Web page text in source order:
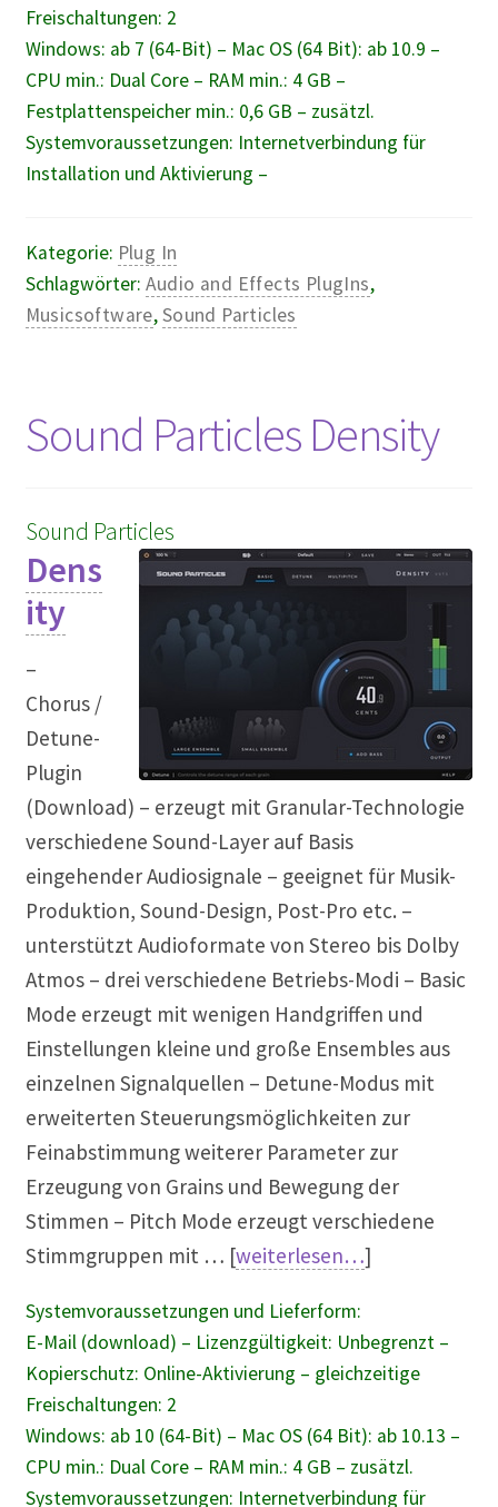
Freischaltungen: 2
Windows: ab 7 (64-Bit) – Mac OS (64 Bit): ab 10.9 –
CPU min.: Dual Core – RAM min.: 4 GB –
Festplattenspeicher min.: 0,6 GB – zusätzl.
Systemvoraussetzungen: Internetverbindung für
Installation und Aktivierung –
Kategorie: Plug In
Schlagwörter: Audio and Effects PlugIns,
Musicsoftware,Sound Particles
Sound Particles Density
Sound Particles
Dens
ity
–
Chorus /
Detune-
Plugin
(Download) – erzeugt mit Granular-Technologie
verschiedene Sound-Layer auf Basis
eingehender Audiosignale – geeignet für Musik-
Produktion, Sound-Design, Post-Pro etc. –
unterstützt Audioformate von Stereo bis Dolby
Atmos – drei verschiedene Betriebs-Modi – Basic
Mode erzeugt mit wenigen Handgriffen und
Einstellungen kleine und große Ensembles aus
einzelnen Signalquellen – Detune-Modus mit
erweiterten Steuerungsmöglichkeiten zur
Feinabstimmung weiterer Parameter zur
Erzeugung von Grains und Bewegung der
Stimmen – Pitch Mode erzeugt verschiedene
Stimmgruppen mit … [weiterlesen…]
Systemvoraussetzungen und Lieferform:
E-Mail (download) – Lizenzgültigkeit: Unbegrenzt –
Kopierschutz: Online-Aktivierung – gleichzeitige
Freischaltungen: 2
Windows: ab 10 (64-Bit) – Mac OS (64 Bit): ab 10.13 –
CPU min.: Dual Core – RAM min.: 4 GB – zusätzl.
Systemvoraussetzungen: Internetverbindung für